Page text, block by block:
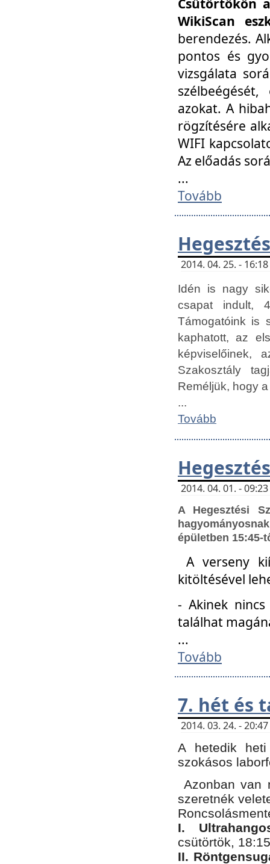
WikiScan
berendezés.
pontos és
vizsgálata
azokat. A
rögzítésére
WIFI
Az előadás
...
Tovább
2014. 04. 25. -
Idén is nagy
csapat indult,
Támogatóink is
kaphatott, az
képviselőinek,
Szakosztály
Reméljük, hogy
...
Tovább
2014. 04. 01. -
A Hegesztési
épületben 15:45-
A verseny
kitöltésével
- Akinek
találhat
...
Tovább
7. hét és
2014. 03. 24. -
A hetedik
szokásos
Azonban van
szeretnék
I.
csütörtök,
II.